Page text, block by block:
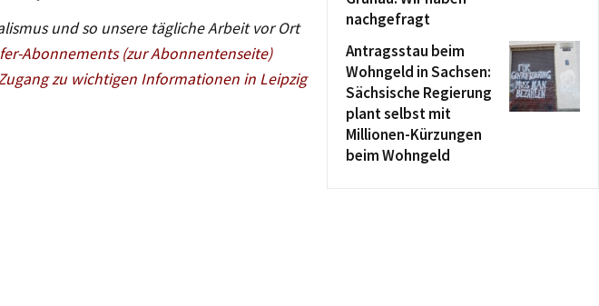
und so unsere tägliche Arbeit vor Ort
Abonnements (zur Abonnentenseite)
zu wichtigen Informationen in Leipzig
nachgefragt
Antragsstau beim
Wohngeld in Sachsen:
Sächsische Regierung
plant selbst mit
Millionen-Kürzungen
beim Wohngeld